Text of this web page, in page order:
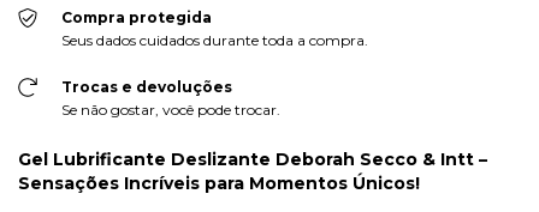
Compra protegida
Seus dados cuidados durante toda a compra.
Trocas e devoluções
Se não gostar, você pode trocar.
Gel Lubrificante Deslizante Deborah Secco & Intt –
Sensações Incríveis para Momentos Únicos!